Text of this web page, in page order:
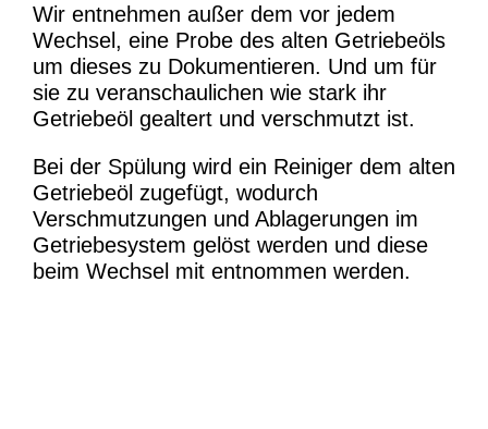
Wir entnehmen außer dem vor jedem
Wechsel, eine Probe des alten Getriebeöls
um dieses zu Dokumentieren. Und um für
sie zu veranschaulichen wie stark ihr
Getriebeöl gealtert und verschmutzt ist.
Bei der Spülung wird ein Reiniger dem alten
Getriebeöl zugefügt, wodurch
Verschmutzungen und Ablagerungen im
Getriebesystem gelöst werden und diese
beim Wechsel mit entnommen werden.